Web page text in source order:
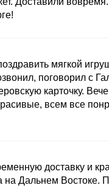
мягкой
поговорил с
карточку.
всем все
доставку и
на Дальнем Востоке.